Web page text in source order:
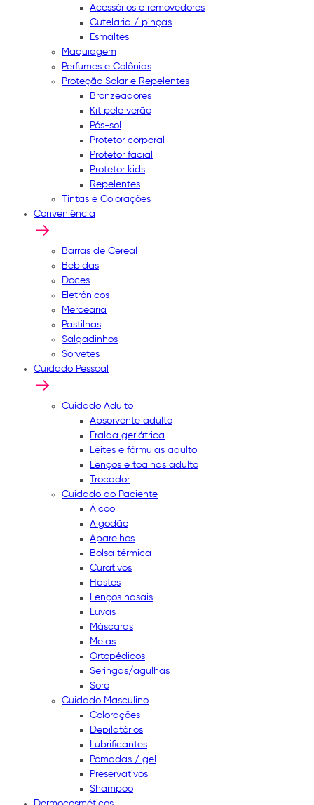
Acessórios e removedores
Cutelaria / pinças
Esmaltes
Maquiagem
Perfumes e Colônias
Proteção Solar e Repelentes
Bronzeadores
Kit pele verão
Pós-sol
Protetor corporal
Protetor facial
Protetor kids
Repelentes
Tintas e Colorações
Conveniência
Barras de Cereal
Bebidas
Doces
Eletrônicos
Mercearia
Pastilhas
Salgadinhos
Sorvetes
Cuidado Pessoal
Cuidado Adulto
Absorvente adulto
Fralda geriátrica
Leites e fórmulas adulto
Lenços e toalhas adulto
Trocador
Cuidado ao Paciente
Álcool
Algodão
Aparelhos
Bolsa térmica
Curativos
Hastes
Lenços nasais
Luvas
Máscaras
Meias
Ortopédicos
Seringas/agulhas
Soro
Cuidado Masculino
Colorações
Depilatórios
Lubrificantes
Pomadas / gel
Preservativos
Shampoo